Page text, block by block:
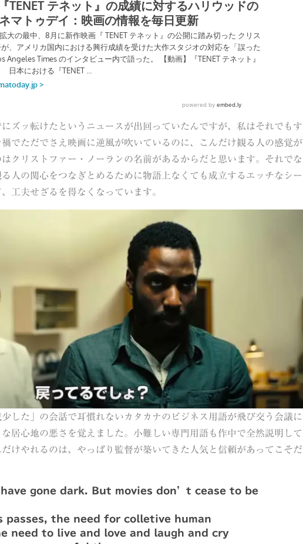
ズッ転けたというニュースが出回っていたんですが、私はそれでもす
でただでさえ映画に逆風が吹いているのに、こんだけ観る人の感覚が
クリストファー・ノーランの名前があるからだと思います。それでな
人の関心をつなぎとめるために物語上なくても成立するエッチなシー
工夫せざるを得なくなっています。
した」の会話で耳慣れないカタカナのビジネス用語が飛び交う会議に
居心地の悪さを覚えました。小難しい専門用語も作中で全然説明して
けやれるのは、やっぱり監督が築いてきた人気と信頼があってこそだ
gone dark. But movies don’t cease to be
passes, the need for colletive human
need to live and love and laugh and cry